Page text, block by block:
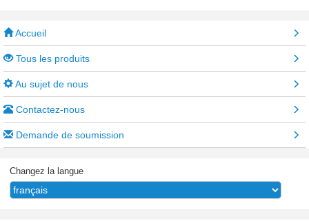
Accueil
Tous les produits
Au sujet de nous
Contactez-nous
Demande de soumission
Changez la langue